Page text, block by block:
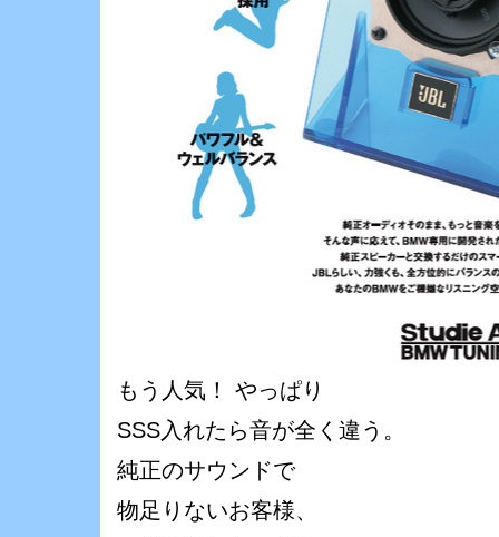
もう人気！ やっぱり
SSS入れたら音が全く違う。
純正のサウンドで
物足りないお客様、